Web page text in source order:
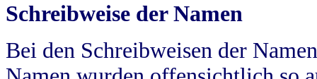
Schreibweise der Namen
Bei den Schreibweisen der